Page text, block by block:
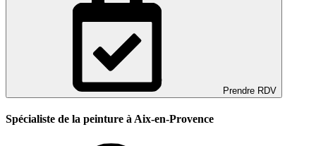
Prendre RDV
Spécialiste de la peinture à Aix-en-Provence